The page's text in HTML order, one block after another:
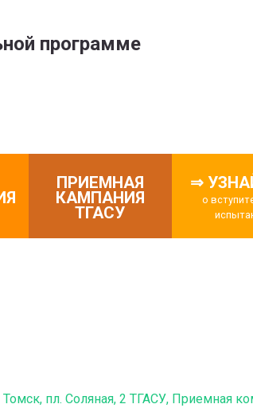
программе
ПРИЕМНАЯ
КАМПАНИЯ
ТГАСУ
⇒
о
пл. Соляная, 2 ТГАСУ, Приемная